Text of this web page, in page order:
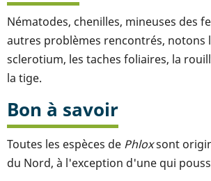
Nématodes, chenilles, mineuses des
autres problèmes rencontrés, notons
sclerotium, les taches foliaires, la
la tige.
Bon à savoir
Toutes les espèces de Phloxsont
du Nord, à l'exception d'une qui